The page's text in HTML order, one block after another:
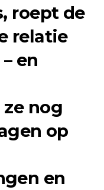
roept de
relatie
en
nog
op
en